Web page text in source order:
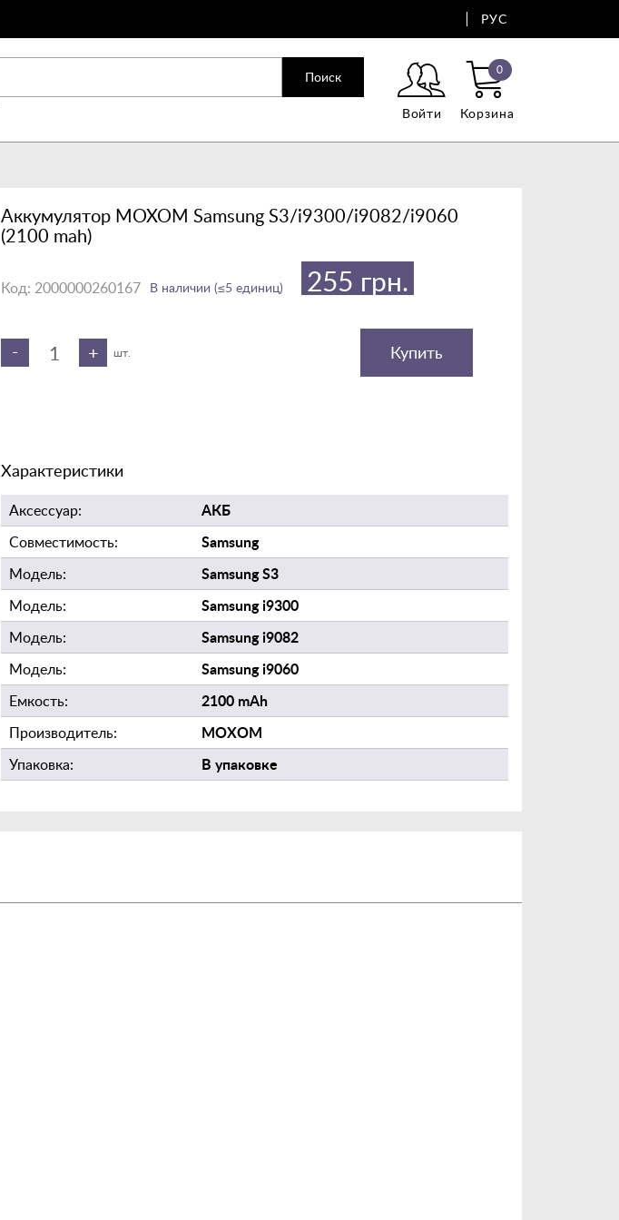
РУС
Поиск
Войти
0
Корзина
Аккумулятор MOXOM Samsung S3/i9300/i9082/i9060
(2100 mah)
Код: 2000000260167 В наличии (≤5 единиц) 255 грн.
- + шт. Купить
Характеристики
Аксессуар: АКБ
Совместимость: Samsung
Модель: Samsung S3
Модель: Samsung i9300
Модель: Samsung i9082
Модель: Samsung i9060
Емкость: 2100 mAh
Производитель: MOXOM
Упаковка: В упаковке